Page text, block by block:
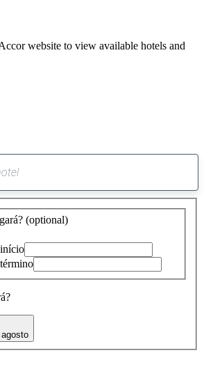
website to view available hotels and
sugestão
encontrada
(optional)